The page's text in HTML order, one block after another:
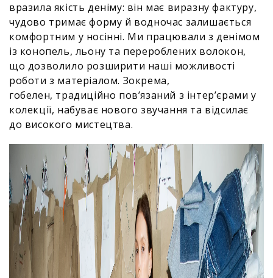
вразила якість деніму: він має виразну фактуру,
чудово тримає форму й водночас залишається
комфортним у носінні. Ми працювали з денімом
із конопель, льону та перероблених волокон,
що дозволило розширити наші можливості
роботи з матеріалом. Зокрема,
гобелен, традиційно пов’язаний з інтер’єрами у
колекції, набуває нового звучання та відсилає
до високого мистецтва.